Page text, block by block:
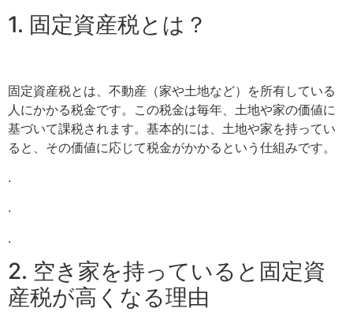
1. 固定資産税とは？
固定資産税とは、不動産（家や土地など）を所有している
人にかかる税金です。この税金は毎年、土地や家の価値に
基づいて課税されます。基本的には、土地や家を持ってい
ると、その価値に応じて税金がかかるという仕組みです。
.
.
.
2. 空き家を持っていると固定資
産税が高くなる理由